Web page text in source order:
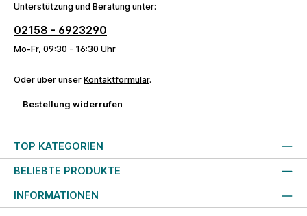
Unterstützung und Beratung unter:
02158 - 6923290
Mo-Fr, 09:30 - 16:30 Uhr
Oder über unser Kontaktformular.
Bestellung widerrufen
TOP KATEGORIEN
BELIEBTE PRODUKTE
INFORMATIONEN